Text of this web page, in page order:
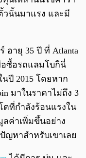
วนั้นมาแรง และมี
อายุ 35 ปี ที่ Atlanta
อซื้อรถแลมโบกินี่
นปี 2015 โดยหาก
มาในราคาไม่ถึง 3
ตที่กำลังร้อนแรงใน
ลค่าเพิ่มขึ้นอย่าง
ญหาสำหรับเขาเลย